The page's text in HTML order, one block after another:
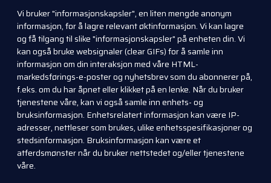
Vi bruker "informasjonskapsler", en liten mengde anonym
informasjon, for å lagre relevant øktinformasjon. Vi kan lagre
og få tilgang til slike "informasjonskapsler" på enheten din. Vi
kan også bruke websignaler (clear GIFs) for å samle inn
informasjon om din interaksjon med våre HTML-
markedsførings-e-poster og nyhetsbrev som du abonnerer på,
f.eks. om du har åpnet eller klikket på en lenke. Når du bruker
tjenestene våre, kan vi også samle inn enhets- og
bruksinformasjon. Enhetsrelatert informasjon kan være IP-
adresser, nettleser som brukes, ulike enhetsspesifikasjoner og
stedsinformasjon. Bruksinformasjon kan være et
atferdsmønster når du bruker nettstedet og/eller tjenestene
våre.